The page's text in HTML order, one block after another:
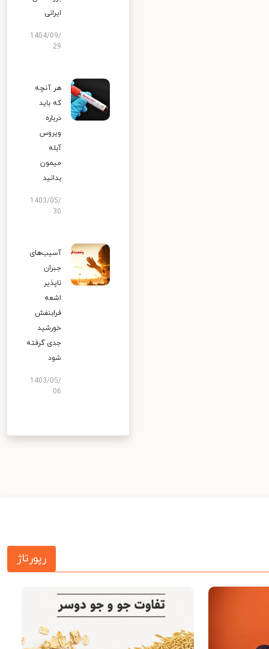
ایرانی
1404/09/
29
هر آنچه
که باید
درباره
ویروس
آبله
میمون
بدانید
1403/05/
30
آسیب‌های
جبران
ناپذیر
اشعه
فرابنفش
خورشید
جدی گرفته
شود
1403/05/
06
رپورتاژ